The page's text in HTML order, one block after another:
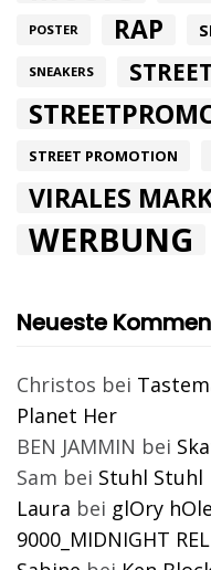
POSTER RAP
SNEAKERS
STREET PROMOTION
VIRALES
WERBUNG
Neueste
Christos bei
Planet Her
BEN JAMMIN bei
Sam bei Stuhl Stuhl
Laura bei glOry
9000_MIDNIGHT